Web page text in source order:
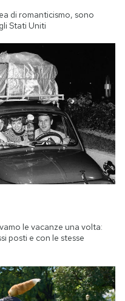
di romanticismo, sono
Stati Uniti
le vacanze una volta:
posti e con le stesse